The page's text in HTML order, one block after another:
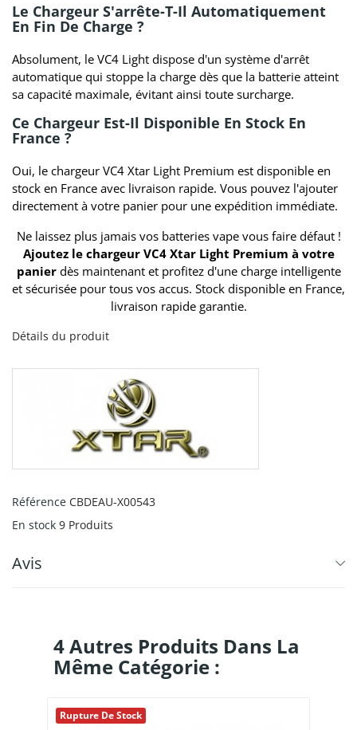
Le Chargeur S'arrête-T-Il Automatiquement
En Fin De Charge ?
Absolument, le VC4 Light dispose d'un système d'arrêt
automatique qui stoppe la charge dès que la batterie atteint
sa capacité maximale, évitant ainsi toute surcharge.
Ce Chargeur Est-Il Disponible En Stock En
France ?
Oui, le chargeur VC4 Xtar Light Premium est disponible en
stock en France avec livraison rapide. Vous pouvez l'ajouter
directement à votre panier pour une expédition immédiate.
Ne laissez plus jamais vos batteries vape vous faire défaut !
Ajoutez le chargeur VC4 Xtar Light Premium à votre
panierdès maintenant et profitez d'une charge intelligente
et sécurisée pour tous vos accus. Stock disponible en France,
livraison rapide garantie.
Détails du produit
Référence CBDEAU-X00543
En stock 9 Produits
Avis
4 Autres Produits Dans La
Même Catégorie :
Rupture De Stock